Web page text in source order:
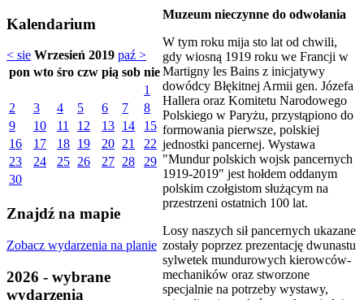
Kalendarium
< sie Wrzesień 2019 paź >
pon wto śro czw pią sob nie
1
2
3 4 5 6 7
8
9
10 11 12 13 14
15
16
17 18 19 20 21
22
23
24 25 26 27 28
29
30
Znajdź na mapie
Zobacz wydarzenia na planie
2026 - wybrane
wydarzenia
Muzeum nieczynne do odwołania
W tym roku mija sto lat od chwili,
gdy wiosną 1919 roku we Francji w
Martigny les Bains z inicjatywy
dowódcy Błękitnej Armii gen. Józefa
Hallera oraz Komitetu Narodowego
Polskiego w Paryżu, przystąpiono do
formowania pierwsze, polskiej
jednostki pancernej. Wystawa
"Mundur polskich wojsk pancernych
1919-2019" jest hołdem oddanym
polskim czołgistom służącym na
przestrzeni ostatnich 100 lat.
Losy naszych sił pancernych ukazane
zostały poprzez prezentację dwunastu
sylwetek mundurowych kierowców-
mechaników oraz stworzone
specjalnie na potrzeby wystawy,